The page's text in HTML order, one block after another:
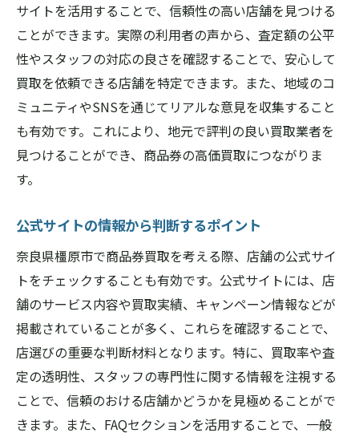
サイトを活用することで、信頼性の高い店舗を見つける
ことができます。実際の利用者の声から、査定額の公平
性やスタッフの対応の良さを確認することで、安心して
買取を依頼できる店舗を特定できます。また、地域のコ
ミュニティやSNSを通じてリアルな意見を収集すること
も有効です。これにより、地元で評判の良い買取業者を
見つけることができ、商品券の高価買取につながりま
す。
公式サイトの情報から判断するポイント
奈良県橿原市で商品券買取を考える際、店舗の公式サイ
トをチェックすることも有効です。公式サイトには、店
舗のサービス内容や買取実績、キャンペーン情報などが
掲載されていることが多く、これらを確認することで、
店選びの重要な判断材料となります。特に、買取率や査
定の透明性、スタッフの専門性に関する情報を注視する
ことで、信頼のおける店舗かどうかを見極めることがで
きます。また、FAQセクションを活用することで、一般